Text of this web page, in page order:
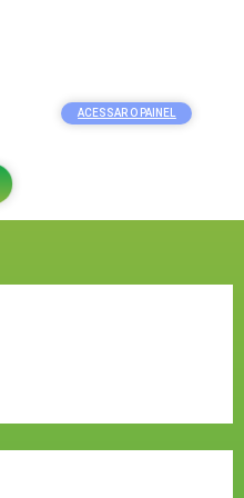
ACESSAR O PAINEL